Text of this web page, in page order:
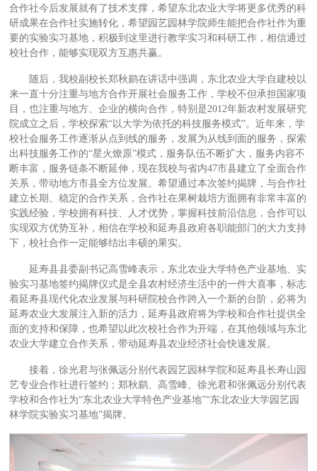
合作社今后发展就有了技术支撑，希望东北农业大学将更多优秀的科
研成果在合作社实施转化，希望园艺园林学院师生能把合作社作为重
要的实验实习基地，积极到这里进行教学实习和科研工作，相信通过
校社合作，能够实现双方互惠共赢。
随后，我校副校长郑秋鹛在讲话中强调，东北农业大学自建校以
来一直十分注重与地方合作开展社会服务工作，学校不但承担国家项
目，也注重与地方、企业的横向合作，特别是2012年新农村发展研究
院成立之后，学校探索“以大学为依托的科技服务模式”。近年来，学
校社会服务工作逐渐从点到线的服务，发展为从线到面的服务，探索
出科技服务工作的“星火燎原”模式，服务队伍不断扩大，服务内容不
断丰富，服务链条不断延伸，现在我校与省内47市县建立了全面合作
关系，带动地方市县全方位发展。希望通过本次签约揭牌，与合作社
建立长期、稳定的合作关系，合作社在果树栽培方面拥有非常丰富的
实践经验，学校拥有科技、人才优势，掌握科技前沿信息，合作可以
实现双方优势互补，相信在学校和延寿县政府各职能部门的大力支持
下，校社合作一定能够结出丰硕的果实。
延寿县县委副书记高雪峰表示，东北农业大学特色产业基地、实
验实习基地签约揭牌仪式是全县农村经济生活中的一件大喜事，标志
着延寿县现代化农业发展与科研院校合作跨入一个新的台阶，必将为
延寿农业大发展注入新的活力，延寿县政府将为学校和合作社提供全
面的支持和保障，也希望以此次校社合作为开端，在其他领域与东北
农业大学建立合作关系，带动延寿县农业经济社会快速发展。
接着，徐光君与张佩远分别代表园艺园林学院和延寿县长寿山园
艺专业合作社进行签约；郑秋鹛、高雪峰、徐光君和张佩远分别代表
学校和合作社为“东北农业大学特色产业基地”“东北农业大学园艺园
林学院实验实习基地”揭牌。